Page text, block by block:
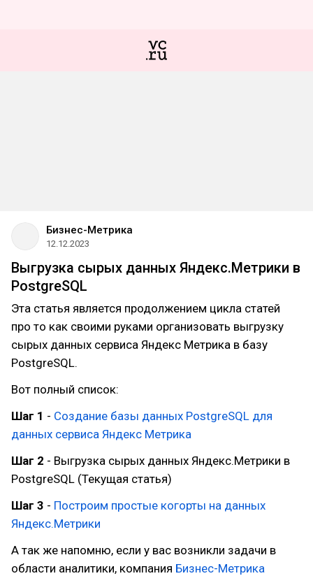
Бизнес-Метрика
12.12.2023
Выгрузка сырых данных Яндекс.Метрики в
PostgreSQL
Эта статья является продолжением цикла статей
про то как своими руками организовать выгрузку
сырых данных сервиса Яндекс Метрика в базу
PostgreSQL.
Вот полный список:
Шаг 1 - Создание базы данных PostgreSQL для
данных сервиса Яндекс Метрика
Шаг 2 - Выгрузка сырых данных Яндекс.Метрики в
PostgreSQL (Текущая статья)
Шаг 3 - Построим простые когорты на данных
Яндекс.Метрики
А так же напомню, если у вас возникли задачи в
области аналитики, компания Бизнес-Метрика